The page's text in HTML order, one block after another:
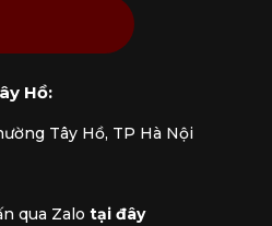
Hồ:
Tây Hồ, TP Hà Nội
qua Zalo tại đây